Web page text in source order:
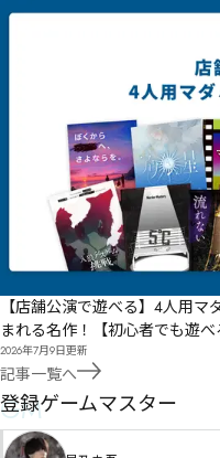
【店舗公演で遊べる】4人用
まれる名作！【初心者でも遊べ
2026年7月9日更新
記事一覧へ
GM
登録ゲームマスター